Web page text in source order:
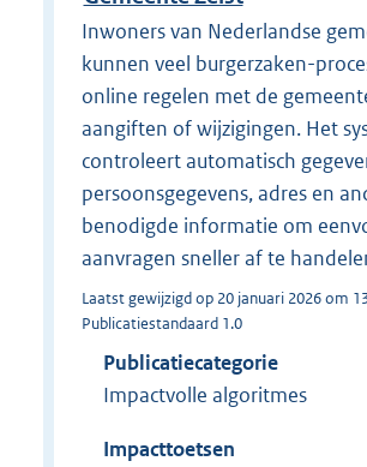
Inwoners van Nederlandse
kunnen veel burgerzaken-
online regelen met de
aangiften of wijzigingen. Het
controleert automatisch
persoonsgegevens, adres en
benodigde informatie om
aanvragen sneller af te
Laatst gewijzigd op 20 januari 2026 om
Publicatiestandaard 1.0
Publicatiecategorie
Impactvolle algoritmes
Impacttoetsen